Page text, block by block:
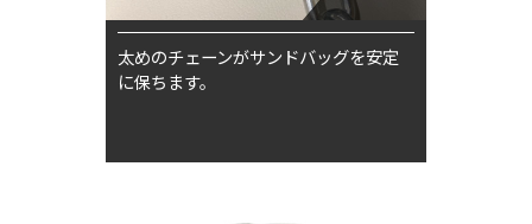
太めのチェーンがサンドバッグを安定
に保ちます。